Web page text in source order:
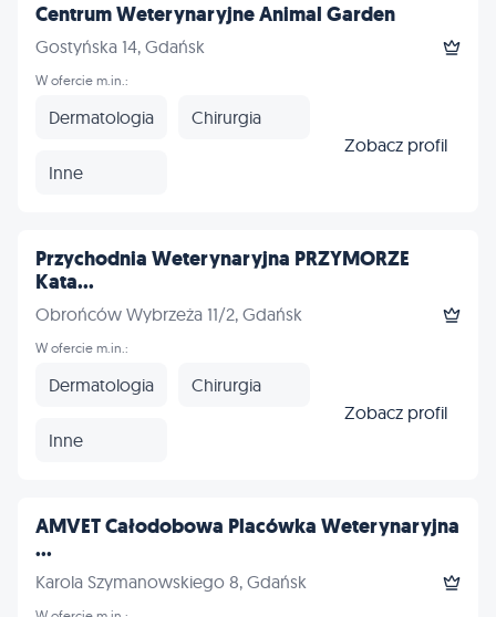
Centrum Weterynaryjne Animal Garden
Gostyńska 14, Gdańsk
W ofercie m.in.:
Dermatologia Chirurgia
Inne
Zobacz profil
Przychodnia Weterynaryjna PRZYMORZE
Kata...
Obrońców Wybrzeża 11/2, Gdańsk
W ofercie m.in.:
Dermatologia Chirurgia
Inne
Zobacz profil
AMVET Całodobowa Placówka Weterynaryjna
...
Karola Szymanowskiego 8, Gdańsk